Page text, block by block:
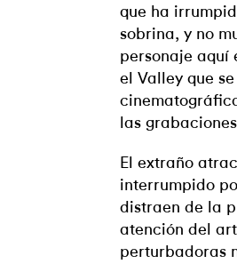
que ha
sobrina, y no
personaje aquí
el Valley que
las
El extraño
interrumpido
distraen de la
atención del
perturbadoras